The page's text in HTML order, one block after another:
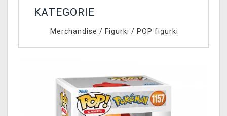
KATEGORIE
Merchandise / Figurki / POP figurki